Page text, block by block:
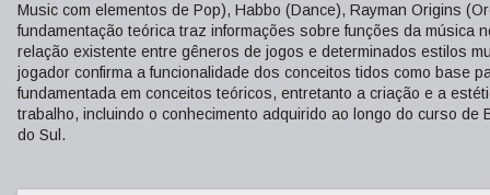
Music com elementos de Pop), Habbo (Dance), Rayman Origins
fundamentação teórica traz informações sobre funções da
relação existente entre gêneros de jogos e determinados estilos
jogador confirma a funcionalidade dos conceitos tidos como base
fundamentada em conceitos teóricos, entretanto a criação e a
trabalho, incluindo o conhecimento adquirido ao longo do curso
do Sul.